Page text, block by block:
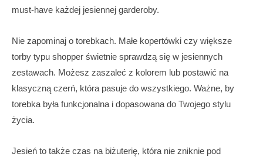
must-have każdej jesiennej garderoby.
Nie zapominaj o torebkach. Małe kopertówki czy większe
torby typu shopper świetnie sprawdzą się w jesiennych
zestawach. Możesz zaszaleć z kolorem lub postawić na
klasyczną czerń, która pasuje do wszystkiego. Ważne, by
torebka była funkcjonalna i dopasowana do Twojego stylu
życia.
Jesień to także czas na biżuterię, która nie zniknie pod